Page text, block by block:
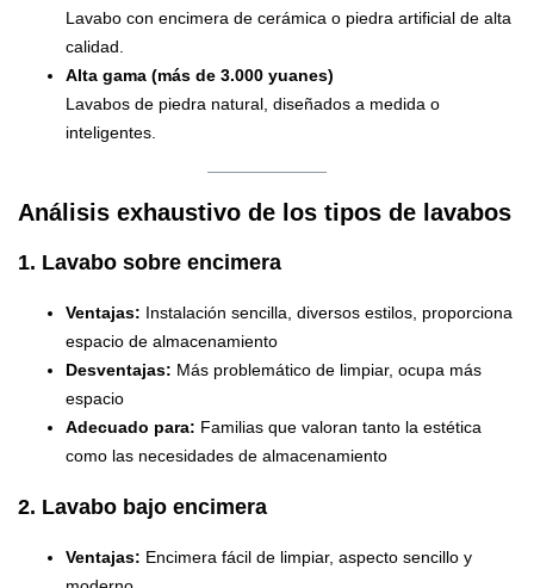
Lavabo con encimera de cerámica o piedra artificial de alta
calidad.
Alta gama (más de 3.000 yuanes)
Lavabos de piedra natural, diseñados a medida o
inteligentes.
Análisis exhaustivo de los tipos de lavabos
1. Lavabo sobre encimera
Ventajas: Instalación sencilla, diversos estilos, proporciona
espacio de almacenamiento
Desventajas: Más problemático de limpiar, ocupa más
espacio
Adecuado para: Familias que valoran tanto la estética
como las necesidades de almacenamiento
2. Lavabo bajo encimera
Ventajas: Encimera fácil de limpiar, aspecto sencillo y